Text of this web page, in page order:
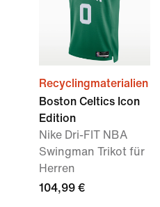
Recyclingmaterialien
Boston Celtics Icon
Edition
Nike Dri-FIT NBA
Swingman Trikot für
Herren
104,99 €